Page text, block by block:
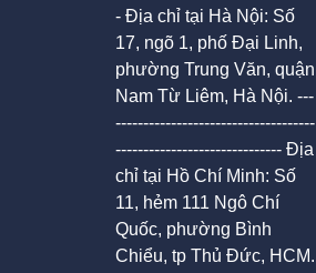
- Địa chỉ tại Hà Nội: Số
17, ngõ 1, phố Đại Linh,
phường Trung Văn, quận
Nam Từ Liêm, Hà Nội. ---
------------------------------------
------------------------------ Địa
chỉ tại Hồ Chí Minh: Số
11, hẻm 111 Ngô Chí
Quốc, phường Bình
Chiểu, tp Thủ Đức, HCM.